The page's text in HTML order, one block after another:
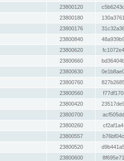
23800120
23800180
23800176
23800840
23800620
23800660
23800630
23800760
23800560
23800420
23800700
23800260
23800557
23800520
23800600